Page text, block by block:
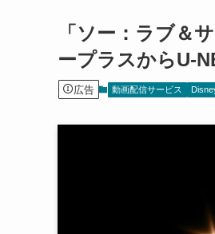
「ソー：ラブ＆
ープラスからU-
広告 動画配信サービス